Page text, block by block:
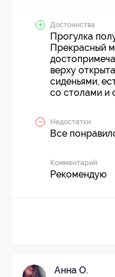
Достоинства
Прогулка
Прекрасный
верху
сиденьями,
со столами и
Недостатки
Все
Комментарий
Рекомендую
Анна О.